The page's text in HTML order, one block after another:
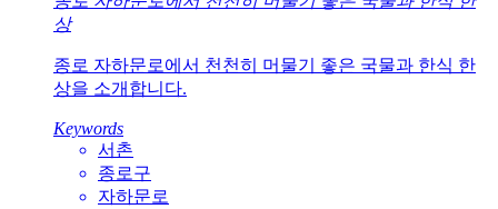
상
종로 자하문로에서 천천히 머물기 좋은 국물과 한식 한
상을 소개합니다.
Keywords
서촌
종로구
자하문로